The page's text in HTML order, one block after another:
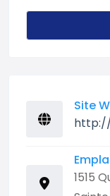
Site
1515